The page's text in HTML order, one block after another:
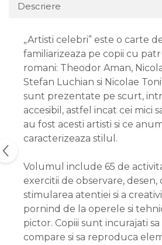
Descriere
„Artisti celebri” este o carte
familiarizeaza pe copii cu
romani: Theodor Aman,
Stefan Luchian si Nicolae
sunt prezentate pe scurt,
accesibil, astfel incat cei mici
au fost acesti artisti si ce
caracterizeaza stilul.
Volumul include 65 de
exercitii de observare, desen,
stimularea atentiei si a
pornind de la operele si
pictor. Copiii sunt incurajati sa
compare si sa reproduca